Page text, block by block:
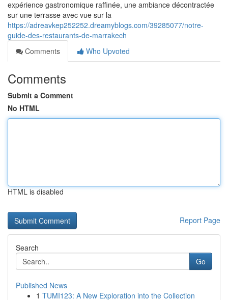
expérience gastronomique raffinée, une ambiance décontractée
sur une terrasse avec vue sur la
https://adreavkep252252.dreamyblogs.com/39285077/notre-
guide-des-restaurants-de-marrakech
Comments
Who Upvoted
Comments
Submit a Comment
No HTML
HTML is disabled
Report Page
Search
Go
Published News
1 TUMI123: A New Exploration into the Collection